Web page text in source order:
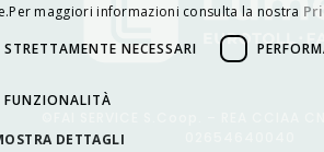
maggiori informazioni consulta la nostra
STRETTAMENTE NECESSARI
FUNZIONALITÀ
DETTAGLI